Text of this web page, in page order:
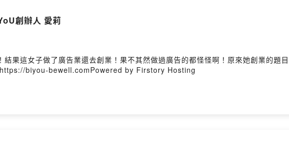
創辦人 愛莉
果這女子做了廣告業還去創業！果不其然做過廣告的都怪怪啊！原來她創業的題
https://biyou-bewell.comPowered by Firstory Hosting